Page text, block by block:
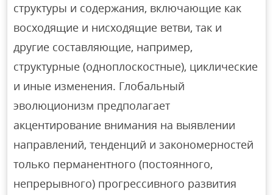
структуры и содержания, включающие как
восходящие и нисходящие ветви, так и
другие составляющие, например,
структурные (одноплоскостные), циклические
и иные изменения. Глoбальный
эволюционизм предполагает
акцентирование внимания на выявлении
направлений, тенденций и закономерностей
только перманентного (постоянного,
непрерывного) прогрессивного развития